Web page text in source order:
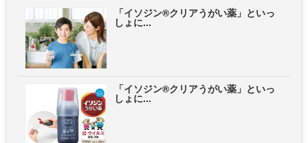
「イソジン®クリアうがい薬」といっ
しょに...
「イソジン®クリアうがい薬」といっ
しょに...